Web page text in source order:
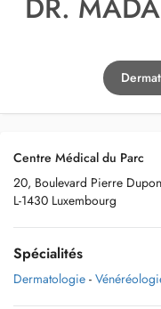
Centre Médical du Parc
20, Boulevard Pierre
L-1430 Luxembourg
Spécialités
Dermatologie -